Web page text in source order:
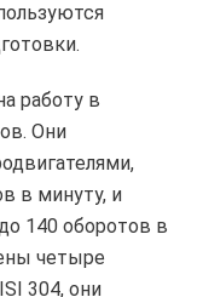
работу в
Они
в минуту, и
140 оборотов в
четыре
304, они